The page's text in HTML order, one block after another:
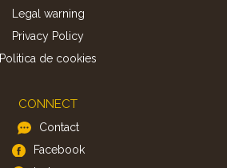
Legal warning
Privacy Policy
Politica de cookies
CONNECT
Contact
Facebook